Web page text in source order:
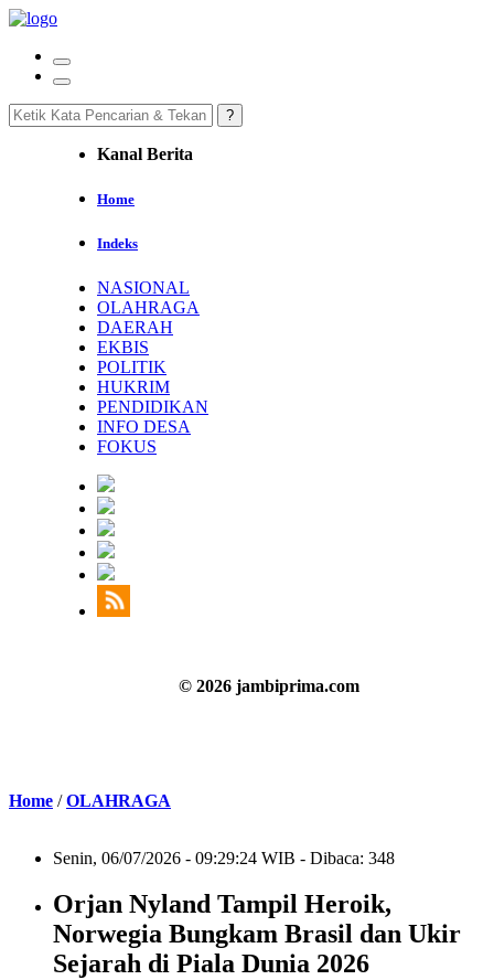
Kanal Berita
Home
Indeks
NASIONAL
OLAHRAGA
DAERAH
EKBIS
POLITIK
HUKRIM
PENDIDIKAN
INFO DESA
FOKUS
© 2026 jambiprima.com
Home /OLAHRAGA
Senin, 06/07/2026 - 09:29:24 WIB - Dibaca: 348
Orjan Nyland Tampil Heroik,
Norwegia Bungkam Brasil dan Ukir
Sejarah di Piala Dunia 2026